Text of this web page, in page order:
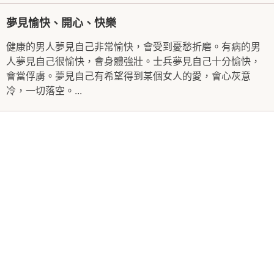
夢見愉快、開心、快樂
健康的男人夢見自己非常愉快，會受到憂愁折磨。有病的男
人夢見自己很愉快，會身體強壯。士兵夢見自己十分愉快，
會當俘虜。夢見自己有希望得到某個女人的愛，會心灰意
冷，一切落空。...